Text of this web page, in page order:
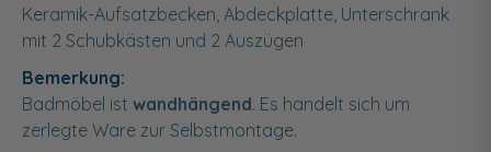
Keramik-Aufsatzbecken, Abdeckplatte, Unterschrank
mit 2 Schubkästen und 2 Auszügen
Bemerkung:
Badmöbel ist wandhängend. Es handelt sich um
zerlegte Ware zur Selbstmontage.